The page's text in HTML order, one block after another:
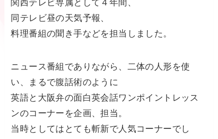
関西テレビ専属として４年間、
同テレビ昼の天気予報、
料理番組の聞き手などを担当しました。
ニュース番組でありながら、二体の人形を使
い、まるで腹話術のように
英語と大阪弁の面白英会話ワンポイントレッス
ンのコーナーを企画、担当。
当時としてはとても斬新で人気コーナーでし